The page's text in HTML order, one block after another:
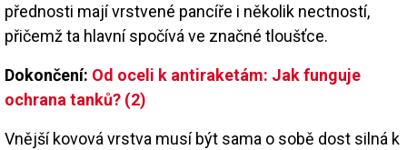
přednosti mají vrstvené pancíře i několik nectností,
přičemž ta hlavní spočívá ve značné tloušťce.
Dokončení: Od oceli k antiraketám: Jak funguje
ochrana tanků? (2)
Vnější kovová vrstva musí být sama o sobě dost silná k